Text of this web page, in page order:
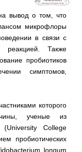
вывод о том, что
микрофлоры
в связи с
реакцией. Также
пробиотиков
симптомов,
которого
ученые из
(University College
пробиотических
longum